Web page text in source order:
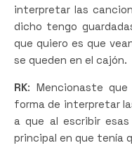
interpretar las
dicho tengo
que quiero es que
se queden en el cajón.
RK: Mencionaste
forma de interpretar
a que al escribir
principal en que tenía